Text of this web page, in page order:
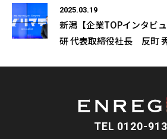
2025.03.19
新潟【企業TOPインタビ
研 代表取締役社長 反町
TEL 0120-